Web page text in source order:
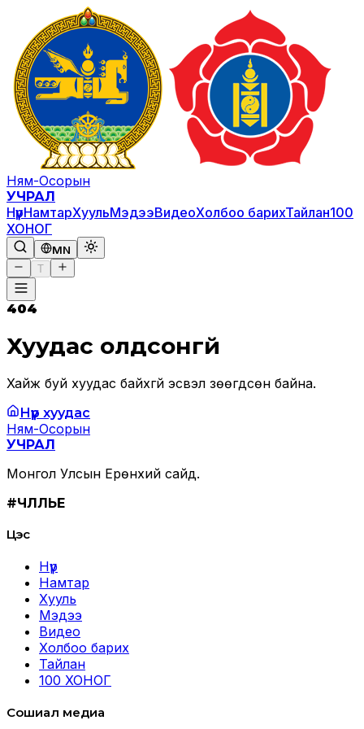
Ням-Осорын
УЧРАЛ
НүүрНамтарХуульМэдээВидеоХолбоо барихТайлан100
ХОНОГ
MN
T
404
Хуудас олдсонгүй
Хайж буй хуудас байхгүй эсвэл зөөгдсөн байна.
Нүүр хуудас
Ням-Осорын
УЧРАЛ
Монгол Улсын Ерөнхий сайд.
#ЧӨЛӨӨЛЬЕ
Цэс
Нүүр
Намтар
Хууль
Мэдээ
Видео
Холбоо барих
Тайлан
100 ХОНОГ
Сошиал медиа